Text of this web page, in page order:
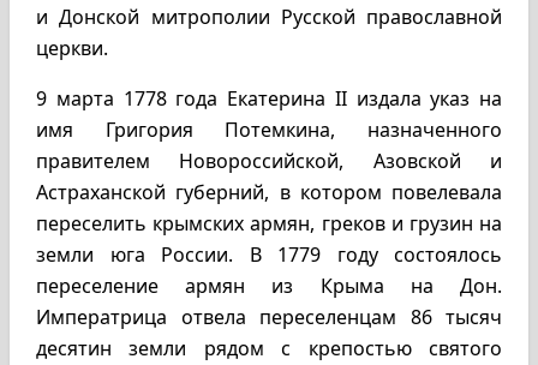
и Донской митрополии Русской православной
церкви.
9 марта 1778 года Екатерина II издала указ на
имя Григория Потемкина, назначенного
правителем Новороссийской, Азовской и
Астраханской губерний, в котором повелевала
переселить крымских армян, греков и грузин на
земли юга России. В 1779 году состоялось
переселение армян из Крыма на Дон.
Императрица отвела переселенцам 86 тысяч
десятин земли рядом с крепостью святого